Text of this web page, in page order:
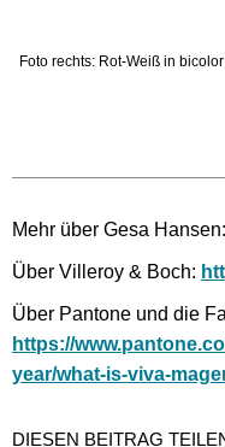
Foto rechts: Rot-Weiß in
Mehr über Gesa Hansen:
Über Villeroy & Boch:
Über Pantone und die
https://
year/what-is-viva-
DIESEN BEITRAG